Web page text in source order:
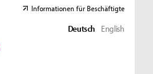
Informationen für Beschäftigte
Deutsch English